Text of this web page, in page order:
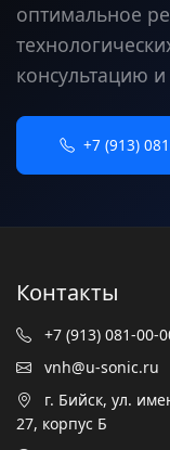
оптимальное
консультацию
+7 (913)
Контакты
+7 (913) 081-00-
vnh@u-sonic.ru
г. Бийск, ул.
27, корпус Б